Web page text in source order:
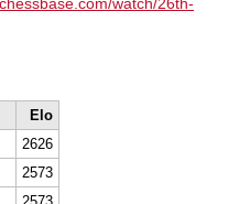
Elo
2626
2573